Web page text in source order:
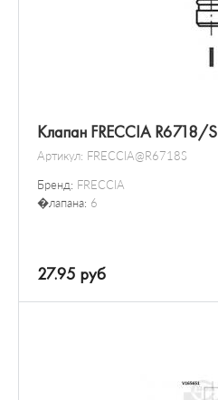
Клапан FRECCIA R6718/S
Артикул: FRECCIA@R6718S
Бренд: FRECCIA
�лапана: 6
27.95 руб